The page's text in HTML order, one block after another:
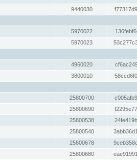
9440030
5970022
5970023
4960020
3800010
25800700
25800690
25800538
25800540
25800678
25800680